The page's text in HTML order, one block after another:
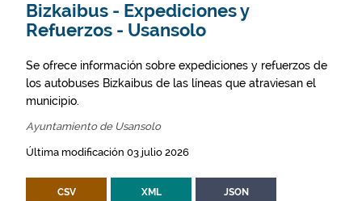
Bizkaibus - Expediciones y
Refuerzos - Usansolo
Se ofrece información sobre expediciones y refuerzos de
los autobuses Bizkaibus de las líneas que atraviesan el
municipio.
Ayuntamiento de Usansolo
Última modificación 03 julio 2026
CSV XML JSON